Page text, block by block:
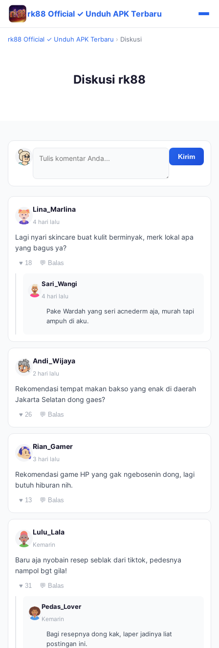
rk88 Official ✓ Unduh APK Terbaru
rk88 Official ✓ Unduh APK Terbaru › Diskusi
Diskusi rk88
Kirim
Lina_Marlina
4 hari lalu
Lagi nyari skincare buat kulit berminyak, merk lokal apa
yang bagus ya?
♥ 18 💬 Balas
Sari_Wangi
4 hari lalu
Pake Wardah yang seri acnederm aja, murah tapi
ampuh di aku.
Andi_Wijaya
2 hari lalu
Rekomendasi tempat makan bakso yang enak di daerah
Jakarta Selatan dong gaes?
♥ 26 💬 Balas
Rian_Gamer
3 hari lalu
Rekomendasi game HP yang gak ngebosenin dong, lagi
butuh hiburan nih.
♥ 13 💬 Balas
Lulu_Lala
Kemarin
Baru aja nyobain resep seblak dari tiktok, pedesnya
nampol bgt gila!
♥ 31 💬 Balas
Pedas_Lover
Kemarin
Bagi resepnya dong kak, laper jadinya liat
postingan ini.